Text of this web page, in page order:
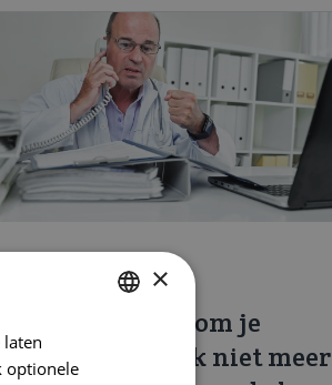
ringphone
3 redenen waarom je
huisartspraktijk niet meer
×
optionele